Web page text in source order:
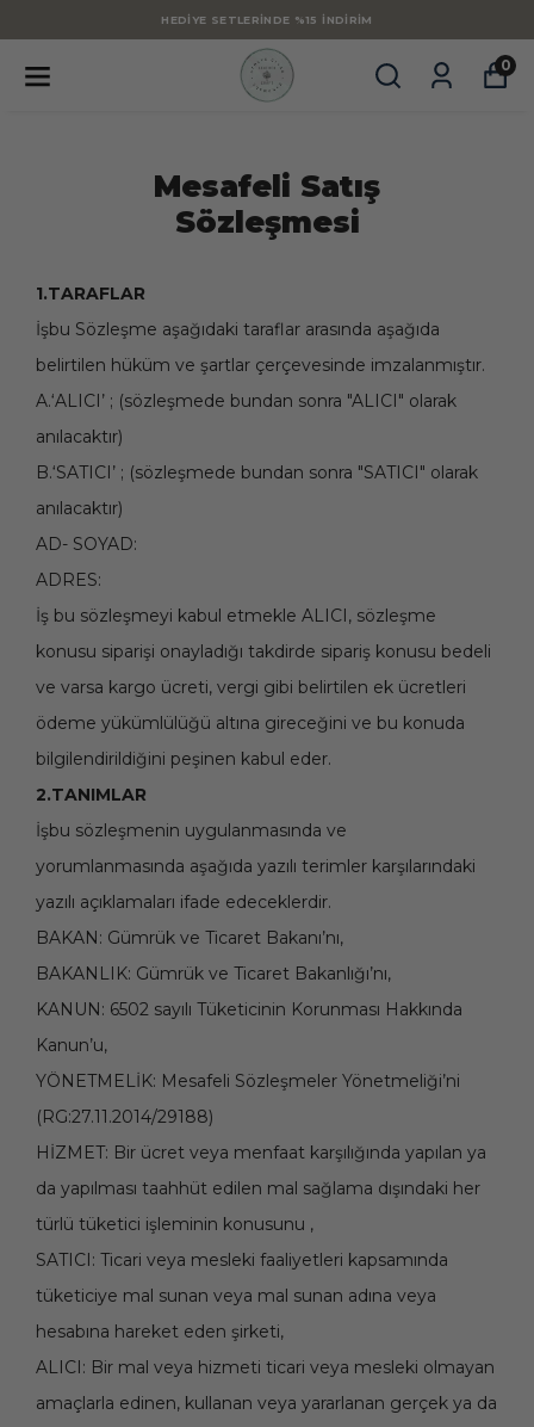
HEDIYE SETLERINDE %15 İNDIRIM
0
Mesafeli Satış
Sözleşmesi
1.TARAFLAR
İşbu Sözleşme aşağıdaki taraflar arasında aşağıda
belirtilen hüküm ve şartlar çerçevesinde imzalanmıştır.
A.‘ALICI’ ; (sözleşmede bundan sonra "ALICI" olarak
anılacaktır)
B.‘SATICI’ ; (sözleşmede bundan sonra "SATICI" olarak
anılacaktır)
AD- SOYAD:
ADRES:
İş bu sözleşmeyi kabul etmekle ALICI, sözleşme
konusu siparişi onayladığı takdirde sipariş konusu bedeli
ve varsa kargo ücreti, vergi gibi belirtilen ek ücretleri
ödeme yükümlülüğü altına gireceğini ve bu konuda
bilgilendirildiğini peşinen kabul eder.
2.TANIMLAR
İşbu sözleşmenin uygulanmasında ve
yorumlanmasında aşağıda yazılı terimler karşılarındaki
yazılı açıklamaları ifade edeceklerdir.
BAKAN: Gümrük ve Ticaret Bakanı’nı,
BAKANLIK: Gümrük ve Ticaret Bakanlığı’nı,
KANUN: 6502 sayılı Tüketicinin Korunması Hakkında
Kanun’u,
YÖNETMELİK: Mesafeli Sözleşmeler Yönetmeliği’ni
(RG:27.11.2014/29188)
HİZMET: Bir ücret veya menfaat karşılığında yapılan ya
da yapılması taahhüt edilen mal sağlama dışındaki her
türlü tüketici işleminin konusunu ,
SATICI: Ticari veya mesleki faaliyetleri kapsamında
tüketiciye mal sunan veya mal sunan adına veya
hesabına hareket eden şirketi,
ALICI: Bir mal veya hizmeti ticari veya mesleki olmayan
amaçlarla edinen, kullanan veya yararlanan gerçek ya da